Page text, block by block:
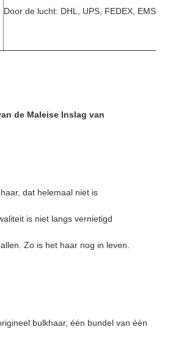
Door de lucht: DHL, UPS, FEDEX, EMS,
de Maleise Inslag van
dat helemaal niet is
is niet langs vernietigd
Zo is het haar nog in leven.
bulkhaar, één bundel van één